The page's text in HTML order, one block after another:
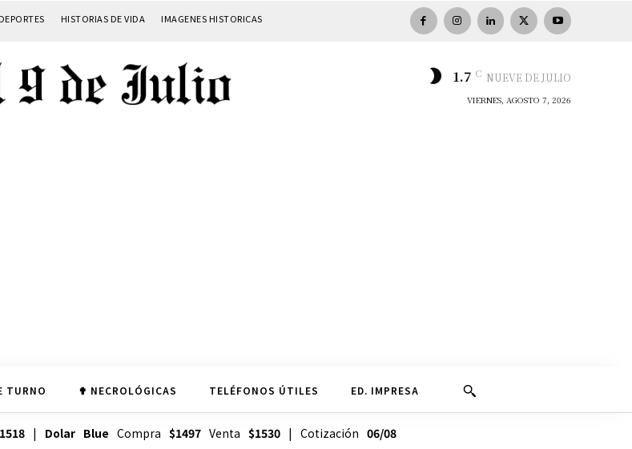
DEPORTES HISTORIAS DE VIDA IMAGENES HISTORICAS
1.7 C NUEVE DE JULIO
VIERNES, AGOSTO 7, 2026
TURNO ✟ NECROLÓGICAS TELÉFONOS ÚTILES ED. IMPRESA
| Dolar Blue Compra $1497Venta $1530| Cotización 06/08